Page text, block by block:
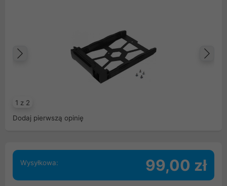
1 z 2
Poprzedni
Dodaj pierwszą opinię
Wysyłkowa: 99,00 zł